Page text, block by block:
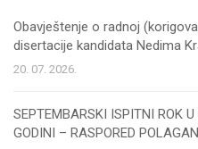
Obavještenje o radnoj
disertacije kandidata Nedima
20. 07. 2026.
SEPTEMBARSKI ISPITNI ROK
GODINI – RASPORED